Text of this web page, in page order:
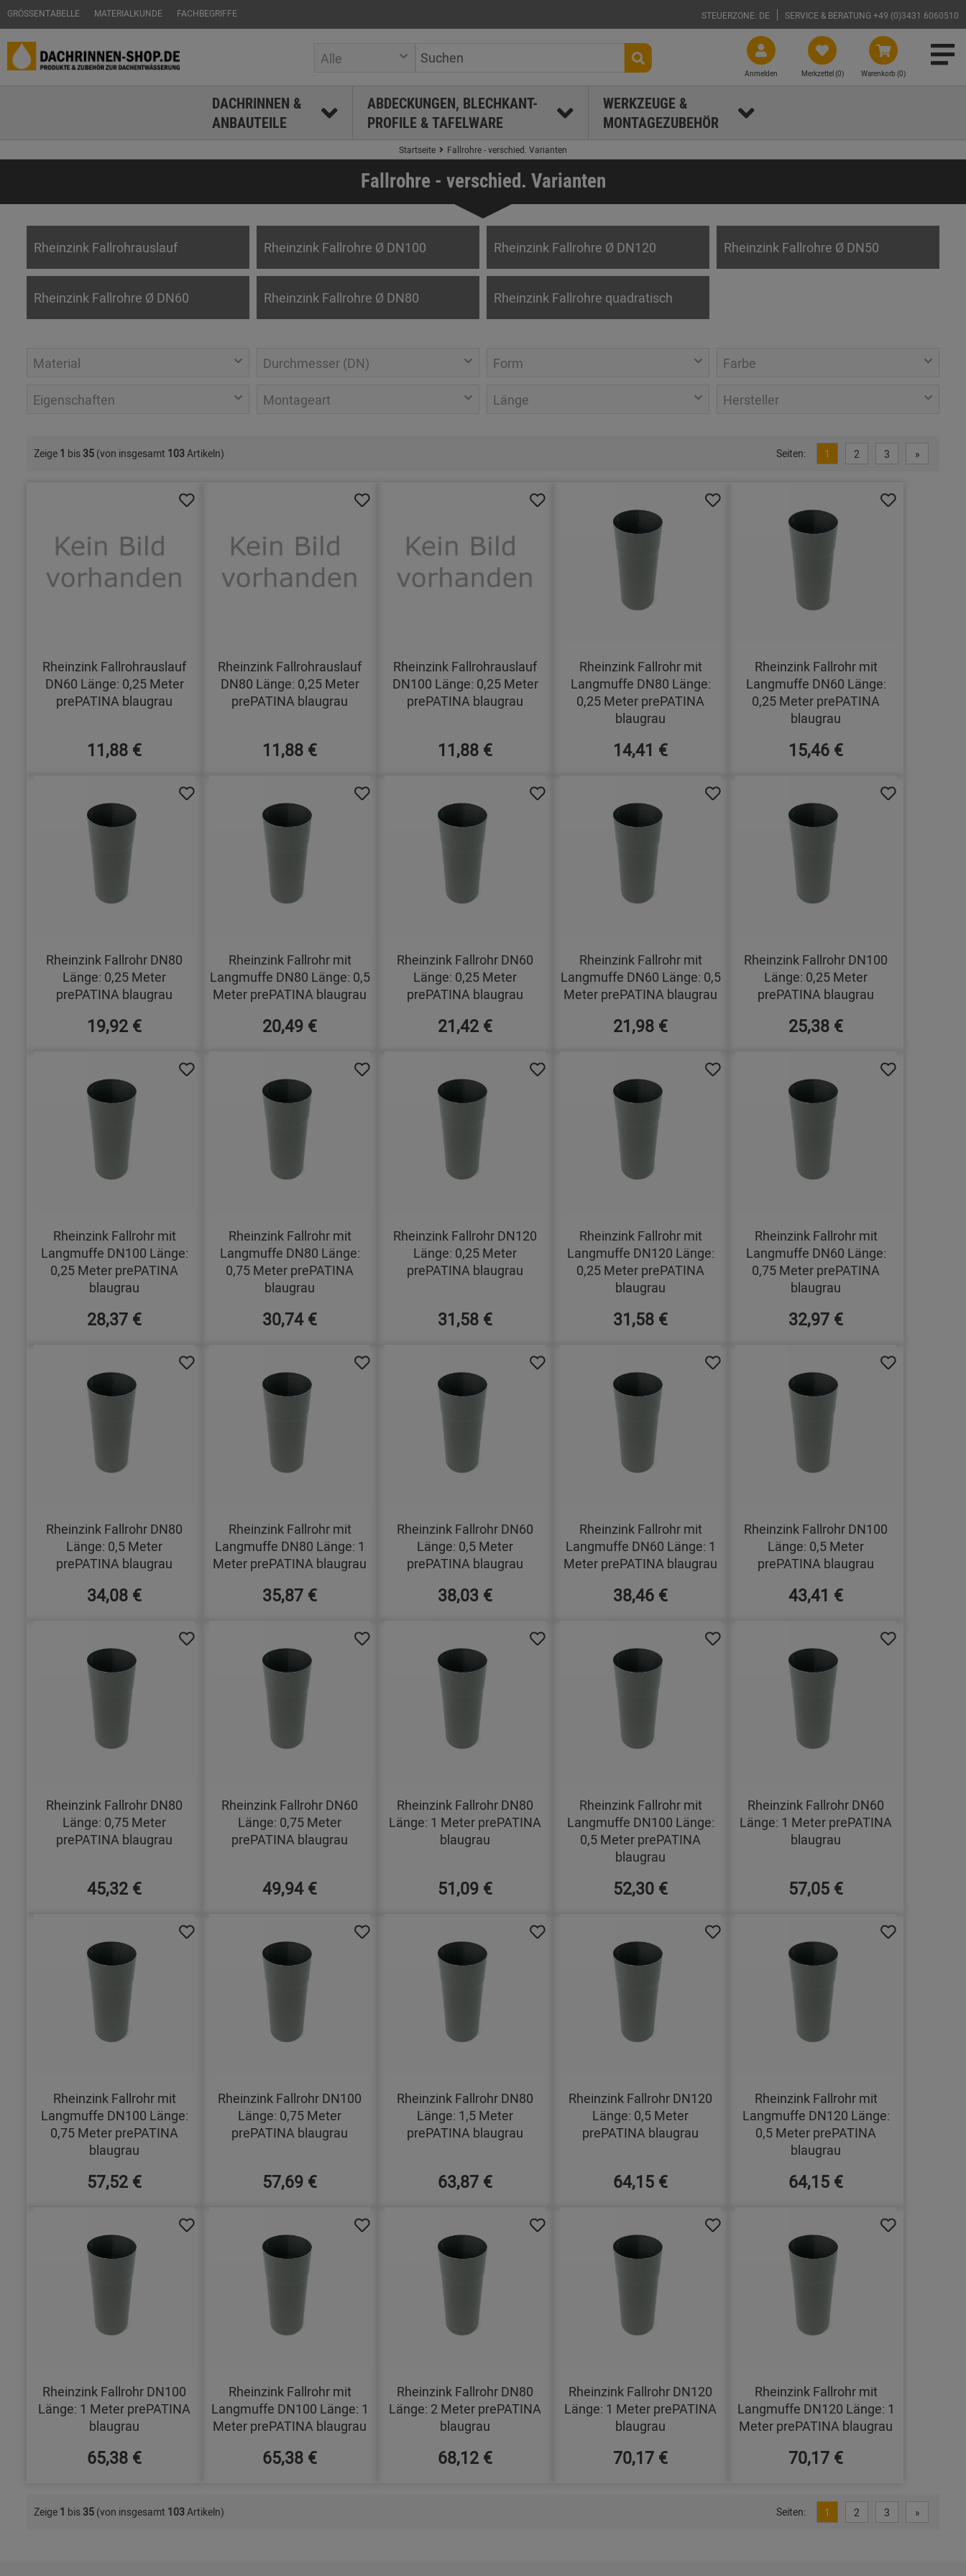
GRÖSSENTABELLE MATERIALKUNDE FACHBEGRIFFE STEUERZONE: DE SERVICE & BERATUNG +49 (0)3431 6060510
Warenkorb (0)
Merkzettel (0)
Anmelden
Alle
DACHRINNEN &
ANBAUTEILE
ABDECKUNGEN, BLECHKANT-
PROFILE & TAFELWARE
WERKZEUGE &
MONTAGEZUBEHÖR
Startseite Fallrohre - verschied. Varianten
Fallrohre - verschied. Varianten
Rheinzink Fallrohrauslauf Rheinzink Fallrohre Ø DN100 Rheinzink Fallrohre Ø DN120 Rheinzink Fallrohre Ø DN50
Rheinzink Fallrohre Ø DN60 Rheinzink Fallrohre Ø DN80 Rheinzink Fallrohre quadratisch
Material Durchmesser (DN) Form Farbe
Eigenschaften Montageart Länge Hersteller
Zeige 1 bis 35 (von insgesamt 103Artikeln) Seiten: 1 2 3 »
Rheinzink Fallrohrauslauf
DN60 Länge: 0,25 Meter
prePATINA blaugrau
11,88 €
Rheinzink Fallrohrauslauf
DN80 Länge: 0,25 Meter
prePATINA blaugrau
11,88 €
Rheinzink Fallrohrauslauf
DN100 Länge: 0,25 Meter
prePATINA blaugrau
11,88 €
Rheinzink Fallrohr mit
Langmuffe DN80 Länge:
0,25 Meter prePATINA
blaugrau
14,41 €
Rheinzink Fallrohr mit
Langmuffe DN60 Länge:
0,25 Meter prePATINA
blaugrau
15,46 €
Rheinzink Fallrohr DN80
Länge: 0,25 Meter
prePATINA blaugrau
19,92 €
Rheinzink Fallrohr mit
Langmuffe DN80 Länge: 0,5
Meter prePATINA blaugrau
20,49 €
Rheinzink Fallrohr DN60
Länge: 0,25 Meter
prePATINA blaugrau
21,42 €
Rheinzink Fallrohr mit
Langmuffe DN60 Länge: 0,5
Meter prePATINA blaugrau
21,98 €
Rheinzink Fallrohr DN100
Länge: 0,25 Meter
prePATINA blaugrau
25,38 €
Rheinzink Fallrohr mit
Langmuffe DN100 Länge:
0,25 Meter prePATINA
blaugrau
28,37 €
Rheinzink Fallrohr mit
Langmuffe DN80 Länge:
0,75 Meter prePATINA
blaugrau
30,74 €
Rheinzink Fallrohr DN120
Länge: 0,25 Meter
prePATINA blaugrau
31,58 €
Rheinzink Fallrohr mit
Langmuffe DN120 Länge:
0,25 Meter prePATINA
blaugrau
31,58 €
Rheinzink Fallrohr mit
Langmuffe DN60 Länge:
0,75 Meter prePATINA
blaugrau
32,97 €
Rheinzink Fallrohr DN80
Länge: 0,5 Meter
prePATINA blaugrau
34,08 €
Rheinzink Fallrohr mit
Langmuffe DN80 Länge: 1
Meter prePATINA blaugrau
35,87 €
Rheinzink Fallrohr DN60
Länge: 0,5 Meter
prePATINA blaugrau
38,03 €
Rheinzink Fallrohr mit
Langmuffe DN60 Länge: 1
Meter prePATINA blaugrau
38,46 €
Rheinzink Fallrohr DN100
Länge: 0,5 Meter
prePATINA blaugrau
43,41 €
Rheinzink Fallrohr DN80
Länge: 0,75 Meter
prePATINA blaugrau
45,32 €
Rheinzink Fallrohr DN60
Länge: 0,75 Meter
prePATINA blaugrau
49,94 €
Rheinzink Fallrohr DN80
Länge: 1 Meter prePATINA
blaugrau
51,09 €
Rheinzink Fallrohr mit
Langmuffe DN100 Länge:
0,5 Meter prePATINA
blaugrau
52,30 €
Rheinzink Fallrohr DN60
Länge: 1 Meter prePATINA
blaugrau
57,05 €
Rheinzink Fallrohr mit
Langmuffe DN100 Länge:
0,75 Meter prePATINA
blaugrau
57,52 €
Rheinzink Fallrohr DN100
Länge: 0,75 Meter
prePATINA blaugrau
57,69 €
Rheinzink Fallrohr DN80
Länge: 1,5 Meter
prePATINA blaugrau
63,87 €
Rheinzink Fallrohr DN120
Länge: 0,5 Meter
prePATINA blaugrau
64,15 €
Rheinzink Fallrohr mit
Langmuffe DN120 Länge:
0,5 Meter prePATINA
blaugrau
64,15 €
Rheinzink Fallrohr DN100
Länge: 1 Meter prePATINA
blaugrau
65,38 €
Rheinzink Fallrohr mit
Langmuffe DN100 Länge: 1
Meter prePATINA blaugrau
65,38 €
Rheinzink Fallrohr DN80
Länge: 2 Meter prePATINA
blaugrau
68,12 €
Rheinzink Fallrohr DN120
Länge: 1 Meter prePATINA
blaugrau
70,17 €
Rheinzink Fallrohr mit
Langmuffe DN120 Länge: 1
Meter prePATINA blaugrau
70,17 €
Zeige 1 bis 35 (von insgesamt 103Artikeln) Seiten: 1 2 3 »